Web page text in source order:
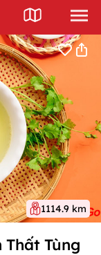
1114.9 km
Thất Tùng